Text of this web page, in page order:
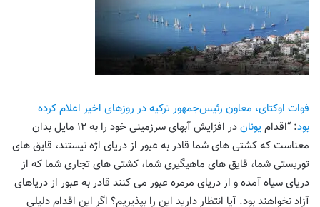
فوات اوکتای، معاون رئیس‌جمهور ترکیه در روزهای اخیر اعلام کرده
بود: “اقدامیونان
در افزایش آبهای سرزمینی خود را به ۱۲ مایل بدان
معناست که کشتی های شما قادر به عبور از دریای اژه نیستند، قایق های
توریستی شما، قایق های ماهیگیری شما، کشتی های تجاری شما که از
دریای سیاه آمده و از دریای مرمره عبور می کنند قادر به عبور از دریاهای
آزاد نخواهند بود. آیا انتظار دارید این را بپذیریم؟ اگر این اقدام دلیلی